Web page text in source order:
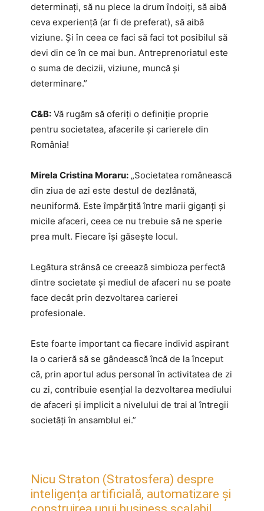
determinaţi, să nu plece la drum îndoiţi, să aibă
ceva experienţă (ar fi de preferat), să aibă
viziune. Şi în ceea ce faci să faci tot posibilul să
devi din ce în ce mai bun. Antreprenoriatul este
o suma de decizii, viziune, muncă și
determinare.”
C&B: Vă rugăm să oferiți o definiție proprie
pentru societatea, afacerile și carierele din
România!
Mirela Cristina Moraru: „Societatea românească
din ziua de azi este destul de dezlânată,
neuniformă. Este împărţită între marii giganţi şi
micile afaceri, ceea ce nu trebuie să ne sperie
prea mult. Fiecare îşi găseşte locul.
Legătura strânsă ce creează simbioza perfectă
dintre societate și mediul de afaceri nu se poate
face decât prin dezvoltarea carierei
profesionale.
Este foarte important ca fiecare individ aspirant
la o carieră să se gândească încă de la început
că, prin aportul adus personal în activitatea de zi
cu zi, contribuie esențial la dezvoltarea mediului
de afaceri și implicit a nivelului de trai al întregii
societăți în ansamblul ei.”
Nicu Straton (Stratosfera) despre
inteligența artificială, automatizare și